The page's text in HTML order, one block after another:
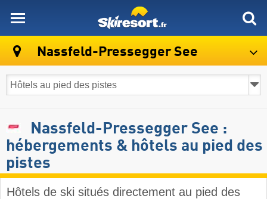
Nassfeld-Pressegger See
Nassfeld-Pressegger See :
hébergements & hôtels au pied des
pistes
Hôtels de ski situés directement au pied des